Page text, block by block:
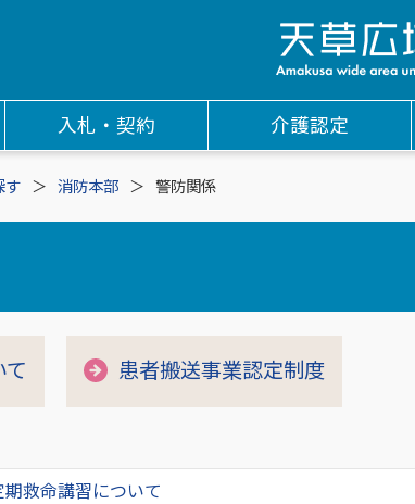
入札・契約 介護認定
す 消防本部 警防関係
て 患者搬送事業認定制度
期救命講習について